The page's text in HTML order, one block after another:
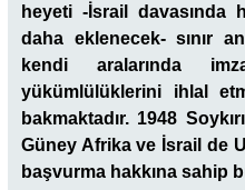
heyeti -İsrail davasında
daha eklenecek- sınır
kendi aralarında
yükümlülüklerini ihlal
bakmaktadır. 1948
Güney Afrika ve İsrail de
başvurma hakkına sahip